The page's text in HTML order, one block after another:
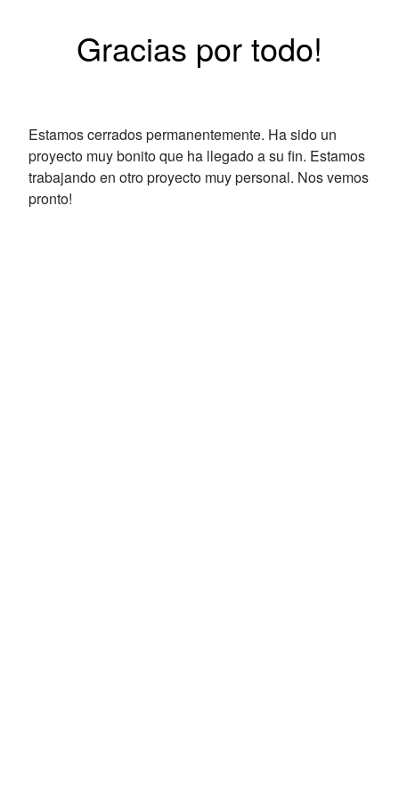
Gracias por todo!
Estamos cerrados permanentemente. Ha sido un
proyecto muy bonito que ha llegado a su fin. Estamos
trabajando en otro proyecto muy personal. Nos vemos
pronto!